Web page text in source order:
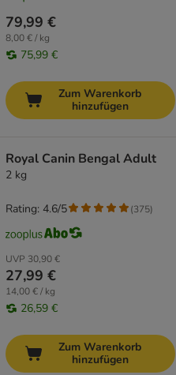
79,99 €
8,00 € / kg
75,99 €
Zum Warenkorb
hinzufügen
Royal Canin Bengal Adult
2 kg
UVP 30,90 €
27,99 €
14,00 € / kg
26,59 €
Rating: 4.6/5 (375)
Zum Warenkorb
hinzufügen